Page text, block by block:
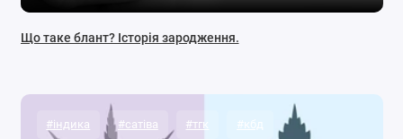
Що таке блант? Історія зародження.
#індика #сатіва #тгк #кбд